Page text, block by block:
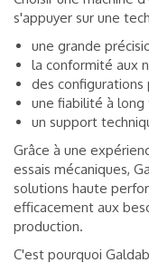
s'appuyer sur une
une grande
la conformité aux
des configurations
une fiabilité à long
un support
Grâce à une
essais mécaniques,
solutions haute
efficacement aux
production.
C'est pourquoi